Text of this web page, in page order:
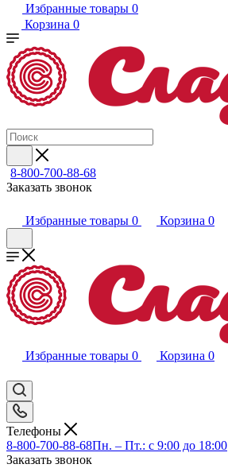
Избранные товары 0
Корзина 0
8-800-700-88-68
Заказать звонок
Избранные товары 0 Корзина 0
Избранные товары 0 Корзина 0
Телефоны
8-800-700-88-68Пн. – Пт.: с 9:00 до 18:00
Заказать звонок